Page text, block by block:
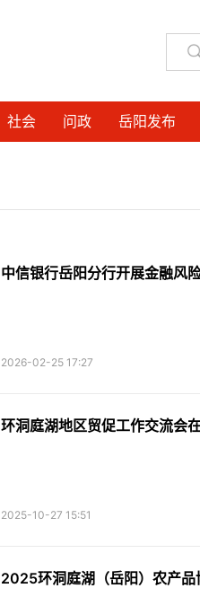
社会 问政 岳阳发布
中信银行岳阳分行开展金融风
2026-02-25 17:27
环洞庭湖地区贸促工作交流会
2025-10-27 15:51
2025环洞庭湖（岳阳）农产品